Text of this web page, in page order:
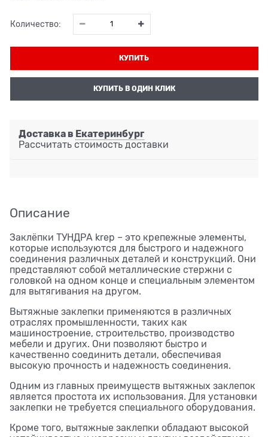
Количество:
КУПИТЬ
КУПИТЬ В ОДИН КЛИК
Доставка в Екатеринбург
Рассчитать стоимость доставки
Описание
Заклёпки ТУНДРА krep – это крепежные элементы,
которые используются для быстрого и надежного
соединения различных деталей и конструкций. Они
представляют собой металлические стержни с
головкой на одном конце и специальным элементом
для вытягивания на другом.
Вытяжные заклепки применяются в различных
отраслях промышленности, таких как
машиностроение, строительство, производство
мебели и других. Они позволяют быстро и
качественно соединить детали, обеспечивая
высокую прочность и надежность соединения.
Одним из главных преимуществ вытяжных заклепок
является простота их использования. Для установки
заклепки не требуется специального оборудования.
Кроме того, вытяжные заклепки обладают высокой